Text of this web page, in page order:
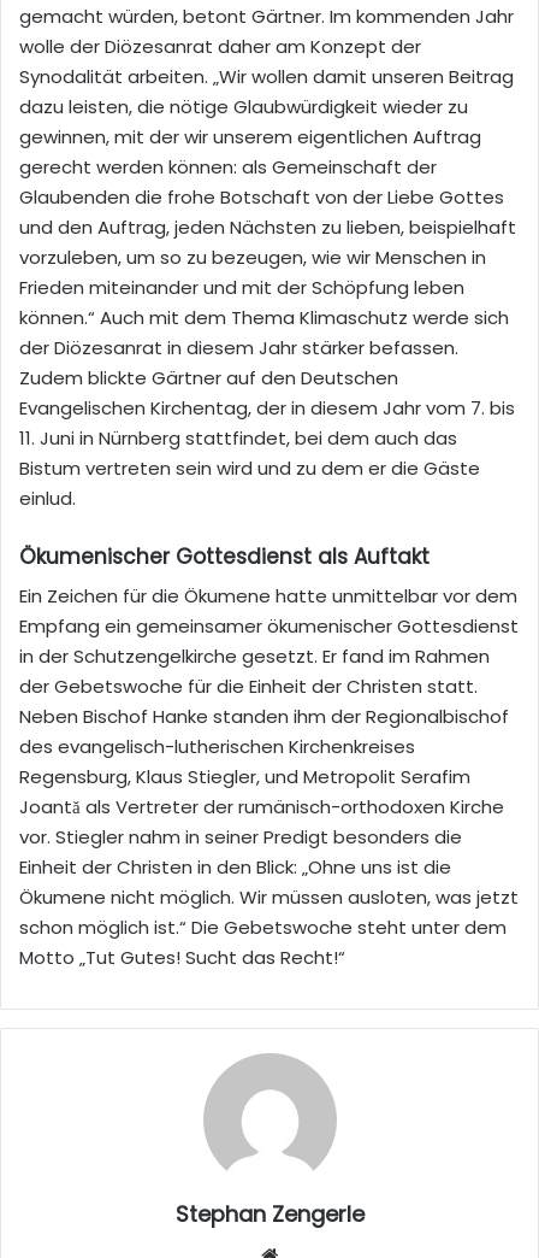
gemacht würden, betont Gärtner. Im kommenden Jahr
wolle der Diözesanrat daher am Konzept der
Synodalität arbeiten. „Wir wollen damit unseren Beitrag
dazu leisten, die nötige Glaubwürdigkeit wieder zu
gewinnen, mit der wir unserem eigentlichen Auftrag
gerecht werden können: als Gemeinschaft der
Glaubenden die frohe Botschaft von der Liebe Gottes
und den Auftrag, jeden Nächsten zu lieben, beispielhaft
vorzuleben, um so zu bezeugen, wie wir Menschen in
Frieden miteinander und mit der Schöpfung leben
können.“ Auch mit dem Thema Klimaschutz werde sich
der Diözesanrat in diesem Jahr stärker befassen.
Zudem blickte Gärtner auf den Deutschen
Evangelischen Kirchentag, der in diesem Jahr vom 7. bis
11. Juni in Nürnberg stattfindet, bei dem auch das
Bistum vertreten sein wird und zu dem er die Gäste
einlud.
Ökumenischer Gottesdienst als Auftakt
Ein Zeichen für die Ökumene hatte unmittelbar vor dem
Empfang ein gemeinsamer ökumenischer Gottesdienst
in der Schutzengelkirche gesetzt. Er fand im Rahmen
der Gebetswoche für die Einheit der Christen statt.
Neben Bischof Hanke standen ihm der Regionalbischof
des evangelisch-lutherischen Kirchenkreises
Regensburg, Klaus Stiegler, und Metropolit Serafim
Joantă als Vertreter der rumänisch-orthodoxen Kirche
vor. Stiegler nahm in seiner Predigt besonders die
Einheit der Christen in den Blick: „Ohne uns ist die
Ökumene nicht möglich. Wir müssen ausloten, was jetzt
schon möglich ist.“ Die Gebetswoche steht unter dem
Motto „Tut Gutes! Sucht das Recht!“
Stephan Zengerle